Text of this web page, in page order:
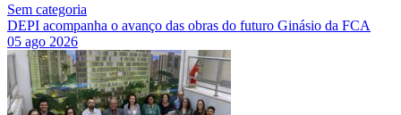
Sem categoria
DEPI acompanha o avanço das obras do futuro Ginásio da FCA
05 ago 2026